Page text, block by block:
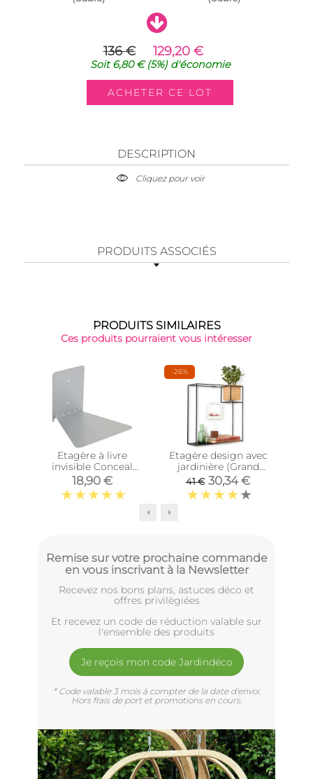
136 € 129,20 €
Soit6,80 €(5%)d'économie
DESCRIPTION
Cliquez pour voir
PRODUITS ASSOCIÉS
PRODUITS SIMILAIRES
Ces produits pourraient vous intéresser
Etagère à livre
invisible Conceal
(Unitaire)
18,90 €
-26%
Etagère design avec
jardinière (Grand
modèle)
41 € 30,34 €
Remise sur votre prochaine commande
en vous inscrivant à la Newsletter
Recevez nos bons plans, astuces déco et
offres privilègiées
Et recevez un code de réduction valable sur
l'ensemble des produits
Je reçois mon code Jardindéco
* Code valable 3 mois à compter de la date d'envoi.
Hors frais de port et promotions en cours.